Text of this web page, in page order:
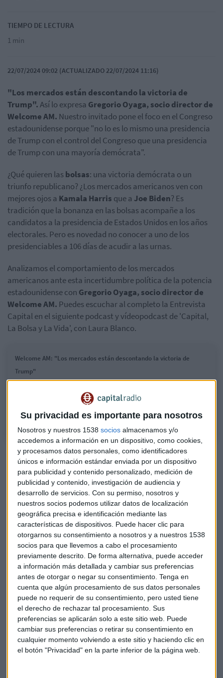
Su privacidad es importante para nosotros
Nosotros y nuestros 1538 socios almacenamos y/o
accedemos a información en un dispositivo, como cookies,
y procesamos datos personales, como identificadores
únicos e información estándar enviada por un dispositivo
para publicidad y contenido personalizado, medición de
publicidad y contenido, investigación de audiencia y
desarrollo de servicios. Con su permiso, nosotros y
nuestros socios podemos utilizar datos de localización
geográfica precisa e identificación mediante las
características de dispositivos. Puede hacer clic para
otorgarnos su consentimiento a nosotros y a nuestros 1538
socios para que llevemos a cabo el procesamiento
previamente descrito. De forma alternativa, puede acceder
a información más detallada y cambiar sus preferencias
antes de otorgar o negar su consentimiento. Tenga en
cuenta que algún procesamiento de sus datos personales
puede no requerir de su consentimiento, pero usted tiene
el derecho de rechazar tal procesamiento. Sus
preferencias se aplicarán solo a este sitio web. Puede
cambiar sus preferencias o retirar su consentimiento en
cualquier momento volviendo a este sitio y haciendo clic en
el botón "Privacidad" en la parte inferior de la página web.
TIEMPO DE LECTURA
1 min
22/07/2024 09:02 (ACTUALIZADO 22/07/2024 11:16)
"Los mercados están descontando la victoria de
Trump".Así lo expresa Gregorio Oyaga, socio director de
Welcome AM. Nuestro invitado pone el foco en el Congreso
estadounidense porque "no lo es lo mismo una presidencia
de Trump con el control del Congreso que una presidencia
de Trump con una mayoría demócrata".
¿Qué quieren lasbolsas: una victoria demócrata o un
triunfo republicano? ¿Los mercados americanos ven con
mejores ojos a Kamala Harris que a Joe Biden? Es
tradición que la bonanza en las bolsas acompañe a los
candidatos a la presidencia de Estados Unidos en los años
electorales. Pero es novedad no conocer a uno de los
presidenciables a 106 días de acudir a las urnas.
Analizamos el comportamiento de los mercados
americanos ante esta incertidumbre política de la potencia
estadounidense con Gregorio Oyaga, socio director de
Welcome AM. Puedes escuchar al completo la Entrevista
Capital en el siguiente podcast y vídeopodcast de 'Capital,
La Bolsa y La Vida', con Laura Blanco.
Welcome AM: "Los mercados están descontando la victoria de
Trump"
El socio director de Welcome AM, Gregorio Oyaga, analiza el
comportamiento de los mercados americanos ante esta incertidumbre
política en Estados Unidos.
Quizá también te interese: